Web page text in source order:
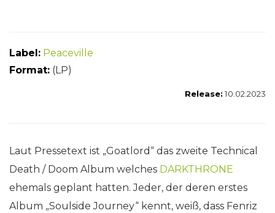
Label: Peaceville
Format: (LP)
Release:10.02.2023
Laut Pressetext ist „Goatlord“ das zweite Technical
Death / Doom Album welches DARKTHRONE
ehemals geplant hatten. Jeder, der deren erstes
Album „Soulside Journey“ kennt, weiß, dass Fenriz